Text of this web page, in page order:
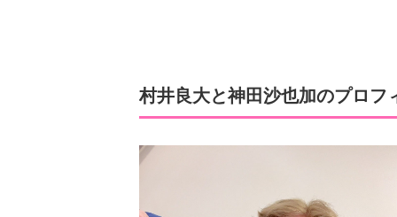
村井良大と神田沙也加のプロフ